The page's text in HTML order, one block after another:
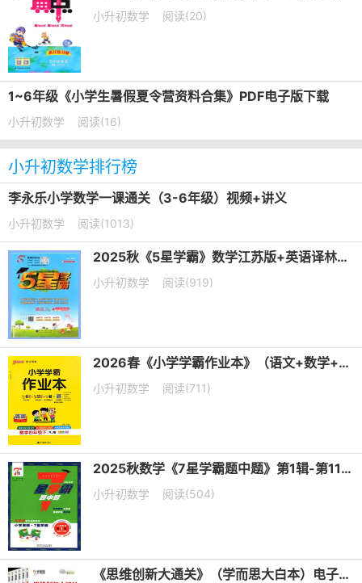
小升初数学 阅读(20)
1~6年级《小学生暑假夏令营资料合集》PDF电子版下载
小升初数学 阅读(16)
小升初数学排行榜
李永乐小学数学一课通关（3-6年级）视频+讲义
小升初数学 阅读(1013)
2025秋《5星学霸》数学江苏版+英语译林版PDF电子版下载
小升初数学 阅读(919)
2026春《小学学霸作业本》（语文+数学+英语）PDF电子版下载
小升初数学 阅读(711)
2025秋数学《7星学霸题中题》第1辑-第11辑PDF电子版下载
小升初数学 阅读(504)
《思维创新大通关》（学而思大白本）电子版下载打印